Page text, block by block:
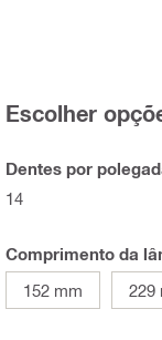
Escolher
Dentes por
14
Comprimento da
152 mm
229